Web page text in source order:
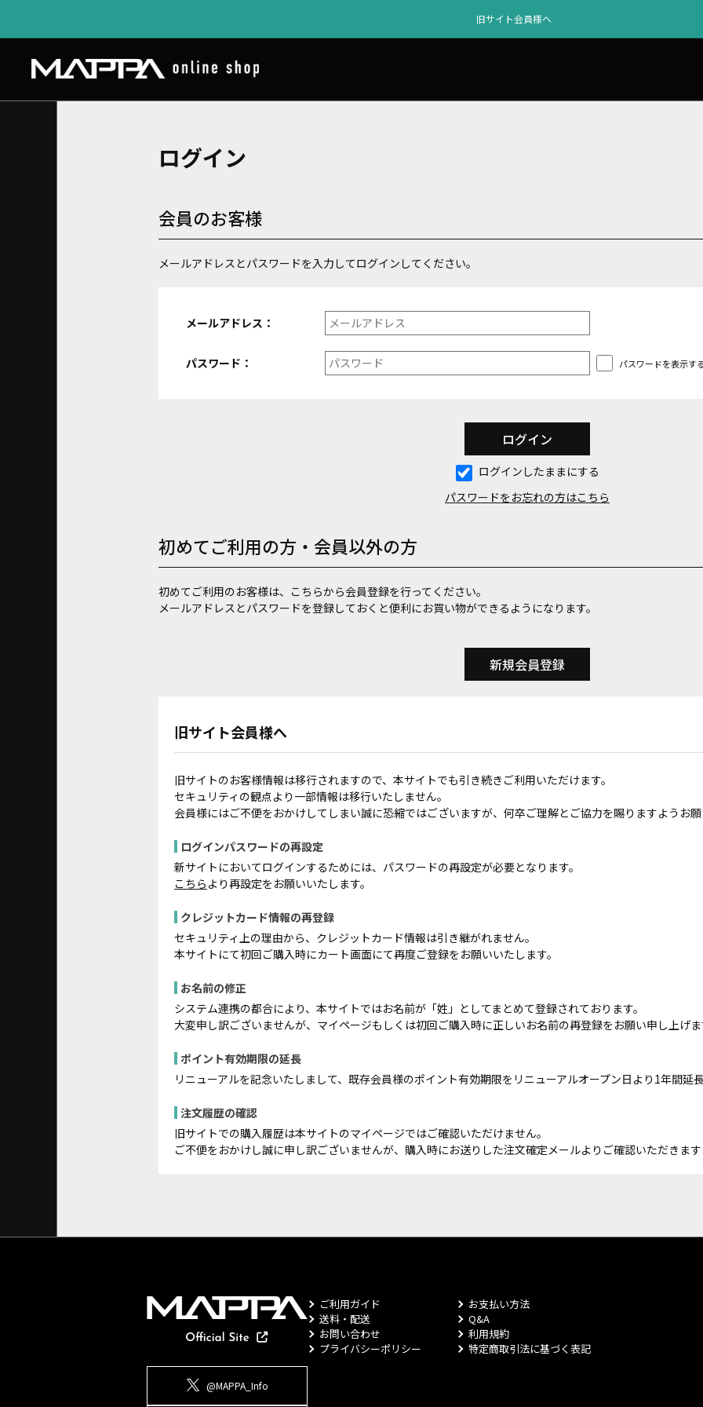
旧サイト会員様へ
ログイン
会員のお客様
メールアドレスとパスワードを入力してログインしてください。
メールアドレス：
パスワード： パスワードを表示す
ログインしたままにする
パスワードをお忘れの方はこちら
初めてご利用の方・会員以外の方
初めてご利用のお客様は、こちらから会員登録を行ってください。
メールアドレスとパスワードを登録しておくと便利にお買い物ができるようになります。
旧サイト会員様へ
旧サイトのお客様情報は移行されますので、本サイトでも引き続きご利用いただけます。
セキュリティの観点より一部情報は移行いたしません。
会員様にはご不便をおかけしてしまい誠に恐縮ではございますが、何卒ご理解とご協力を賜りますようお
ログインパスワードの再設定
新サイトにおいてログインするためには、パスワードの再設定が必要となります。
こちら より再設定をお願いいたします。
クレジットカード情報の再登録
セキュリティ上の理由から、クレジットカード情報は引き継がれません。
本サイトにて初回ご購入時にカート画面にて再度ご登録をお願いいたします。
お名前の修正
システム連携の都合により、本サイトではお名前が「姓」としてまとめて登録されております。
大変申し訳ございませんが、マイページもしくは初回ご購入時に正しいお名前の再登録をお願い申し上げ
ポイント有効期限の延長
リニューアルを記念いたしまして、既存会員様のポイント有効期限をリニューアルオープン日より1年間延
注文履歴の確認
旧サイトでの購入履歴は本サイトのマイページではご確認いただけません。
ご不便をおかけし誠に申し訳ございませんが、購入時にお送りした注文確定メールよりご確認いただきま
@MAPPA_Info
ご利用ガイド
お支払い方法
送料・配送
Q&A
お問い合わせ
利用規約
プライバシーポリシー
特定商取引法に基づく表記